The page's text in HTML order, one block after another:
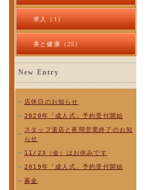
求人（1）
美と健康（25）
New Entry
店休日のお知らせ
2020年「成人式」予約受付開始
スタッフ退店と夜間営業終了のお知
らせ
11/23（金）はお休みです
2019年「成人式」予約受付開始
募金